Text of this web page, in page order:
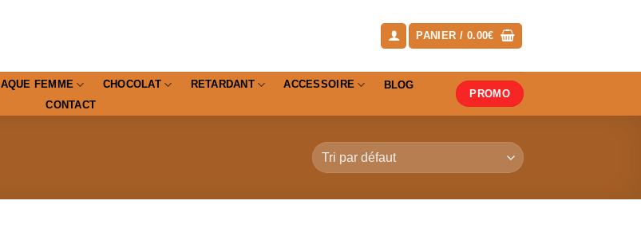
PANIER / 0.00€
FEMME CHOCOLAT RETARDANT ACCESSOIRE
BLOG
CONTACT
PROMO